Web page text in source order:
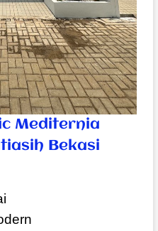
Mediternia
Bekasi